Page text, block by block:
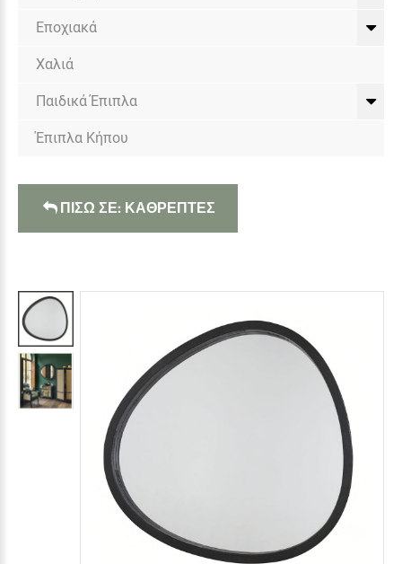
Εποχιακά
Χαλιά
Παιδικά Έπιπλα
Έπιπλα Κήπου
ΠΙΣΩ ΣΕ: ΚΑΘΡΕΠΤΕΣ